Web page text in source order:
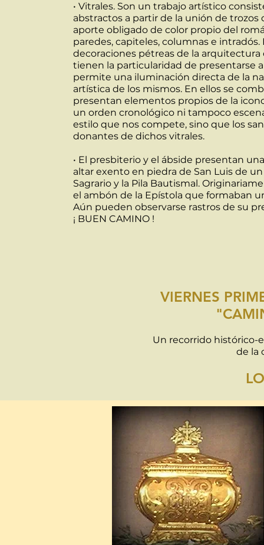
• Vitrales. Son un trabajo artístico
abstractos a partir de la unión de trozos
aporte obligado de color propio del
paredes, capiteles, columnas e
decoraciones pétreas de la arquitectura
tienen la particularidad de presentarse
permite una iluminación directa de la
artística de los mismos. En ellos se
presentan elementos propios de la
un orden cronológico ni tampoco
estilo que nos compete, sino que los
donantes de dichos vitrales.
• El presbiterio y el ábside presentan
altar exento en piedra de San Luis de
Sagrario y la Pila Bautismal.
el ambón de la Epístola que formaban
Aún pueden observarse rastros de su
¡ BUEN CAMINO !
VIERNES
Un recorrido histórico-
de la